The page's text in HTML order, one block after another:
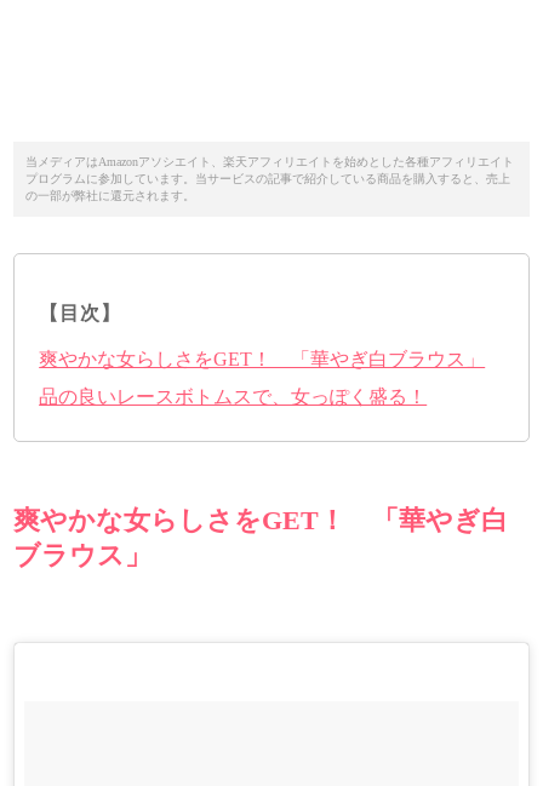
当メディアはAmazonアソシエイト、楽天アフィリエイトを始めとした各種アフィリエイト
プログラムに参加しています。当サービスの記事で紹介している商品を購入すると、売上
の一部が弊社に還元されます。
【目次】
爽やかな女らしさをGET！ 「華やぎ白ブラウス」
品の良いレースボトムスで、女っぽく盛る！
爽やかな女らしさをGET！ 「華やぎ白
ブラウス」